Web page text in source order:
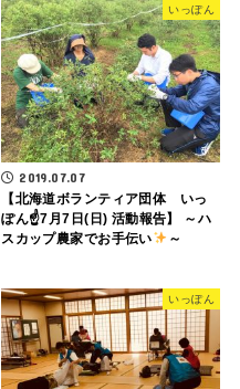
いっぽん
2019.07.07
【北海道ボランティア団体 いっ
ぽん☝7月7日(日) 活動報告】 ～ハ
スカップ農家でお手伝い
～
いっぽん